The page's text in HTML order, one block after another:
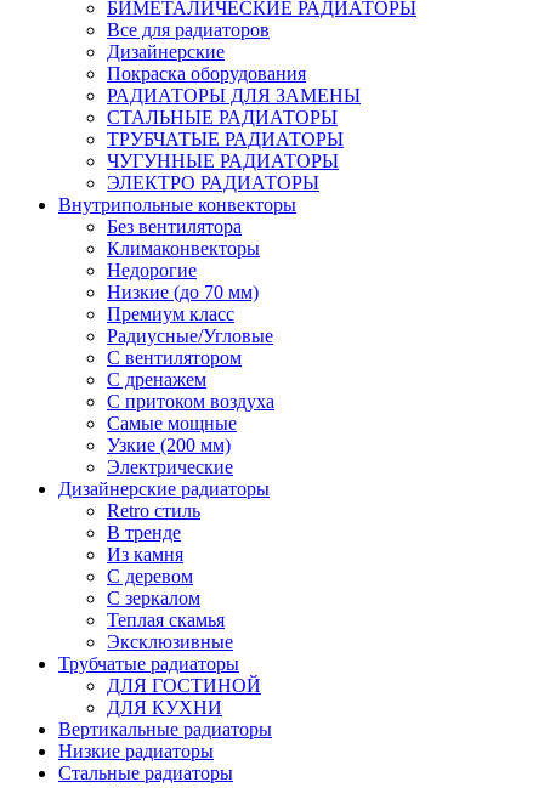
БИМЕТАЛИЧЕСКИЕ РАДИАТОРЫ
Все для радиаторов
Дизайнерские
Покраска оборудования
РАДИАТОРЫ ДЛЯ ЗАМЕНЫ
СТАЛЬНЫЕ РАДИАТОРЫ
ТРУБЧАТЫЕ РАДИАТОРЫ
ЧУГУННЫЕ РАДИАТОРЫ
ЭЛЕКТРО РАДИАТОРЫ
Внутрипольные конвекторы
Без вентилятора
Климаконвекторы
Недорогие
Низкие (до 70 мм)
Премиум класс
Радиусные/Угловые
С вентилятором
С дренажем
С притоком воздуха
Самые мощные
Узкие (200 мм)
Электрические
Дизайнерские радиаторы
Retro стиль
В тренде
Из камня
С деревом
С зеркалом
Теплая скамья
Эксклюзивные
Трубчатые радиаторы
ДЛЯ ГОСТИНОЙ
ДЛЯ КУХНИ
Вертикальные радиаторы
Низкие радиаторы
Стальные радиаторы